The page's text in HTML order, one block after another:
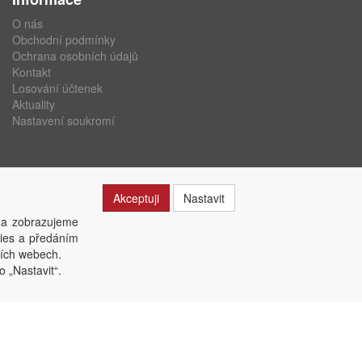
O nás
Obchodní podmínky
Ochrana osobních údajů
Kontakt
Losování účtenek
Aktuality
Nastavení soukromí
zobrazujeme
a předáním
webech.
Akceptuji Nastavit